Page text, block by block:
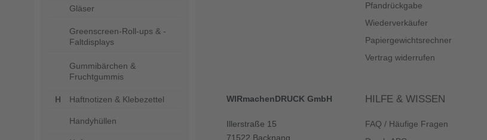
Gläser
Greenscreen-Roll-ups & -
Faltdisplays
Gummibärchen &
Fruchtgummis
Haftnotizen & Klebezettel
Handyhüllen
Pfandrückgabe
Wiederverkäufer
Papiergewichtsrechner
Vertrag widerrufen
WIRmachenDRUCK GmbH
Illerstraße 15
71522 Backnang
HILFE & WISSEN
FAQ / Häufige Fragen